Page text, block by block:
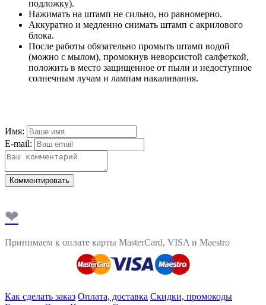
подложку).
Нажимать на штамп не сильно, но равномерно.
Аккуратно и медленно снимать штамп с акрилового
блока.
После работы обязательно промыть штамп водой
(можно с мылом), промокнув неворсистой салфеткой,
положить в место защищенное от пыли и недоступное
солнечным лучам и лампам накаливания.
Имя:
E-mail:
Комментировать
❤
Принимаем к оплате карты MasterCard, VISA и Maestro
Как сделать заказ Оплата, доставка Скидки, промокоды